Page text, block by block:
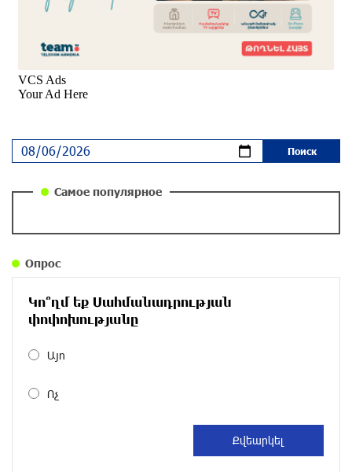
и чего на самом деле ожидает общество?
парламентского бойкота оппозиции - пустая
повестка дня? «Паст»
около одного месяца назад
Размик Марукян стал обладателем бронзовой
избежать энергодефицита в Армении: Алексей
Самое популярное
Опрос
Կո՞ղմ եք Սահմանադրության
փոփոխությանը
Այո
Ոչ